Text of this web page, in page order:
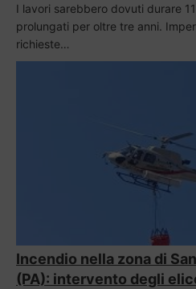
I lavori sarebbero dovuti durare
prolungati per oltre tre anni.
richieste…
Incendio nella zona di
(PA): intervento degli